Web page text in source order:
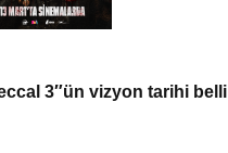
3″ün vizyon tarihi belli